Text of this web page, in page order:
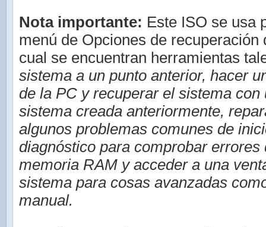
Nota importante: Este ISO se usa
menú de Opciones de recuperación
cual se encuentran herramientas
sistema a un punto anterior, hacer
de la PC y recuperar el sistema con
sistema creada anteriormente,
algunos problemas comunes de
diagnóstico para comprobar errores
memoria RAM y acceder a una
sistema para cosas avanzadas
manual.